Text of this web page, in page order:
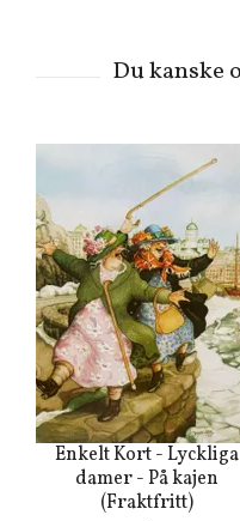
Enkelt Kort - Lyckliga
damer - På kajen
(Fraktfritt)